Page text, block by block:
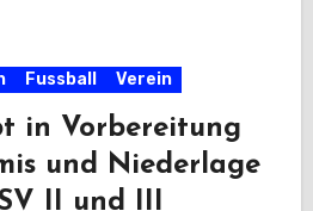
Fussball Verein
in Vorbereitung
und Niederlage
II und III